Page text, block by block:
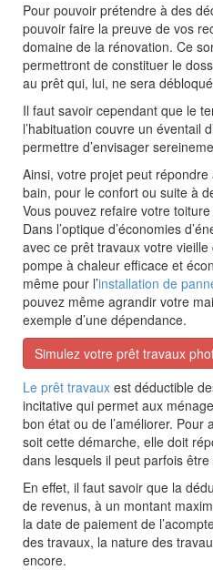
Pour pouvoir prétendre à des
pouvoir faire la preuve de vos
domaine de la rénovation. Ce
permettront de constituer le
au prêt qui, lui, ne sera
Il faut savoir cependant que le
l’habituation couvre un éventail
permettre d’envisager
Ainsi, votre projet peut
bain, pour le confort ou suite à
Vous pouvez refaire votre
Dans l’optique d’économies
avec ce prêt travaux votre
pompe à chaleur efficace et
même pour l’installation de
pouvez même agrandir votre
exemple d’une dépendance.
Simulez votre prêt travaux
Le prêt travaux est déductible
incitative qui permet aux
bon état ou de l’améliorer.
soit cette démarche, elle doit
dans lesquels il peut parfois
En effet, il faut savoir que la
de revenus, à un montant
la date de paiement de
des travaux, la nature des
encore.